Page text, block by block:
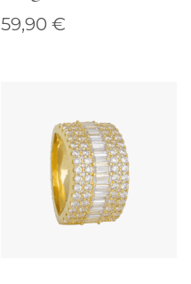
59,90 €